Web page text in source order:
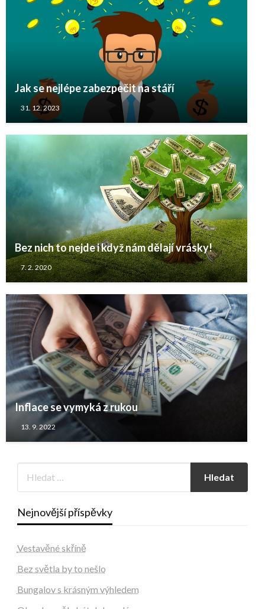
Jak se nejlépe zabezpečit na stáří
31. 12. 2023
Bez nich to nejde i když nám dělají vrásky!
7. 2. 2020
Inflace se vymyká z rukou
13. 9. 2022
Nejnovější příspěvky
Vestavěné skříně
Bez světla by to nešlo
Bungalov s krásným výhledem